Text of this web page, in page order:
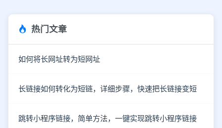
热门文章
如何将长网址转为短网址
长链接如何转化为短链，详细步骤，快速把长链接变短
跳转小程序链接，简单方法，一键实现跳转小程序链接